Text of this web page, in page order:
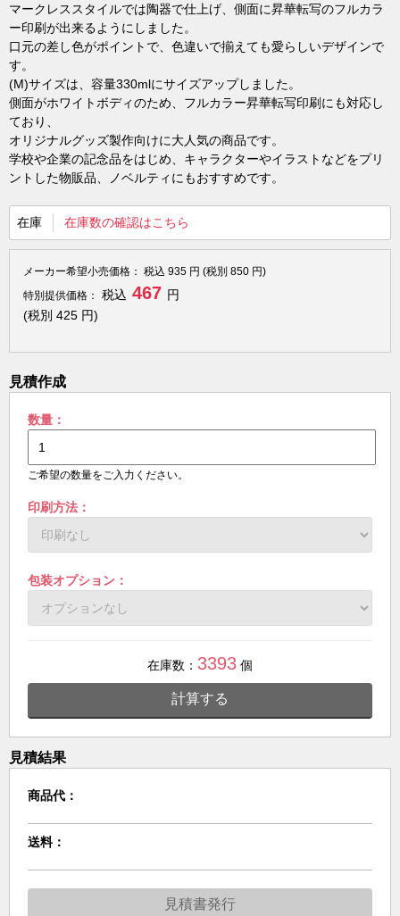
マークレススタイルでは陶器で仕上げ、側面に昇華転写のフルカラ
ー印刷が出来るようにしました。
口元の差し色がポイントで、色違いで揃えても愛らしいデザインで
す。
(M)サイズは、容量330mlにサイズアップしました。
側面がホワイトボディのため、フルカラー昇華転写印刷にも対応し
ており、
オリジナルグッズ製作向けに大人気の商品です。
学校や企業の記念品をはじめ、キャラクターやイラストなどをプリ
ントした物販品、ノベルティにもおすすめです。
在庫 在庫数の確認はこちら
メーカー希望小売価格： 税込 935 円 (税別 850 円)
特別提供価格：
税込 467 円
(税別 425 円)
見積作成
数量：
ご希望の数量をご入力ください。
印刷方法：
包装オプション：
在庫数： 3393 個
計算する
見積結果
商品代：
送料：
見積書発行